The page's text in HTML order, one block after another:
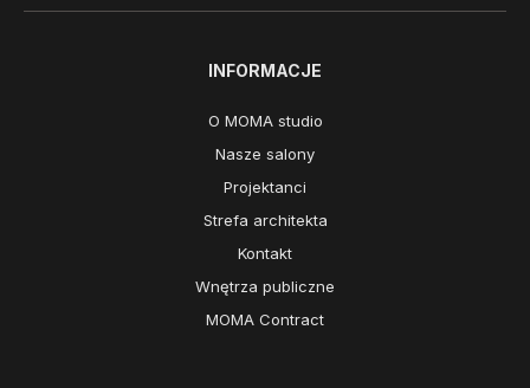
INFORMACJE
O MOMA studio
Nasze salony
Projektanci
Strefa architekta
Kontakt
Wnętrza publiczne
MOMA Contract